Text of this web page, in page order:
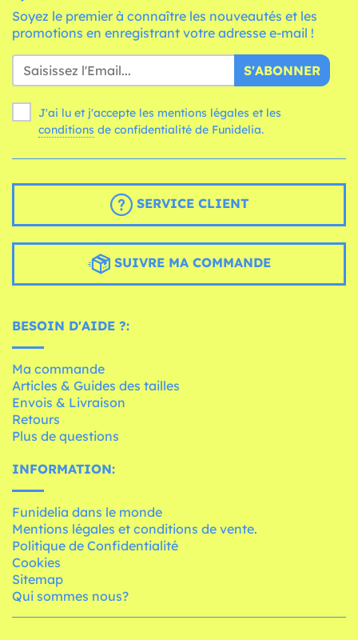
Soyez le premier à connaître les nouveautés et les
promotions en enregistrant votre adresse e-mail !
S'ABONNER
J'ai lu et j'accepte les mentions légales et les
conditions de confidentialité de Funidelia.
SERVICE CLIENT
SUIVRE MA COMMANDE
BESOIN D'AIDE ?:
Ma commande
Articles & Guides des tailles
Envois & Livraison
Retours
Plus de questions
INFORMATION:
Funidelia dans le monde
Mentions légales et conditions de vente.
Politique de Confidentialité
Cookies
Sitemap
Qui sommes nous?